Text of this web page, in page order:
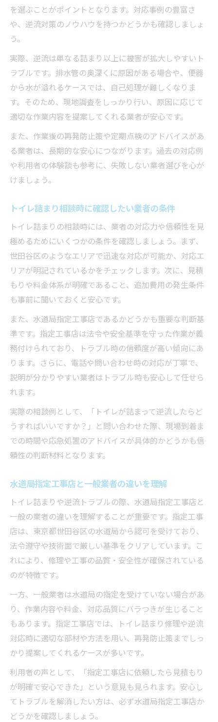
を選ぶことがポイントとなります。対応事例の豊富さ
や、逆流対策のノウハウを持つかどうかも確認しましょ
う。
実際、逆流は単なる詰まり以上に被害が拡大しやすいト
ラブルです。排水管の奥深くに原因がある場合や、便器
から水が溢れるケースでは、自己処理が難しくなりま
す。そのため、現地調査をしっかり行い、原因に応じて
適切な作業内容を提案してくれる業者が安心です。
また、作業後の再発防止策や定期点検のアドバイスがあ
る業者は、長期的な安心につながります。過去の対応例
や利用者の体験談も参考に、失敗しない業者選びを心が
けましょう。
トイレ詰まり相談時に確認したい業者の条件
トイレ詰まりの相談時には、業者の対応力や信頼性を見
極めるためにいくつかの条件を確認しましょう。まず、
世田谷区のようなエリアで迅速な対応が可能か、対応エ
リアが明記されているかをチェックします。次に、見積
もりや料金体系が明確であること、追加費用の発生条件
も事前に聞いておくと安心です。
また、水道局指定工事店であるかどうかも重要な判断基
準です。指定工事店は法令や安全基準を守った作業が義
務付けられており、トラブル時の信頼度が高い傾向にあ
ります。さらに、電話や問い合わせ時の対応が丁寧で、
説明が分かりやすい業者はトラブル時も安心して任せら
れます。
実際の相談例として、「トイレが詰まって逆流したらど
うすればいいですか？」と問い合わせた際、現場到着ま
での時間や応急処置のアドバイスが具体的かどうかも信
頼性の判断材料となります。
水道局指定工事店と一般業者の違いを理解
トイレ詰まりや逆流トラブルの際、水道局指定工事店と
一般の業者の違いを理解することが重要です。指定工事
店は、東京都世田谷区の水道局から認可を受けており、
法令遵守や技術面で厳しい基準をクリアしています。こ
れにより、修理や工事の品質・安全性が確保されている
のが特徴です。
一方、一般業者は水道局の指定を受けていない場合があ
り、作業内容や料金、対応品質にバラつきが生じること
もあります。指定工事店では、トイレ詰まり修理や逆流
対応時に適切な部材や方法を用い、再発防止策までしっ
かり提案してくれるケースが多いです。
利用者の声として、「指定工事店に依頼したら見積もり
が明確で安心できた」という意見も見られます。安心し
てトラブルを解消したい方は、必ず水道局指定工事店か
どうかを確認しましょう。